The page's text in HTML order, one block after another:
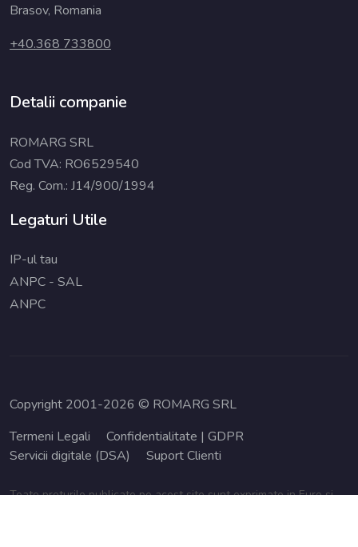
Brasov, Romania
+40.368 733800
Detalii companie
ROMARG SRL
Cod TVA: RO6529540
Reg. Com.: J14/900/1994
Legaturi Utile
IP-ul tau
ANPC - SAL
ANPC
Copyright 2001-2026 © ROMARG SRL
Termeni Legali
Confidentialitate | GDPR
Servicii digitale (DSA)
Suport Clienti
Toate preturile publicate pe acest site sunt exprimate in Euro si